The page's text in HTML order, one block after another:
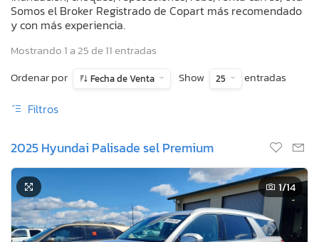
Somos el Broker Registrado de Copart más recomendado
y con más experiencia.
Mostrando 1 a 25 de 11 entradas
Ordenar por
Fecha de Venta Show 25 entradas
Filtros
2025 Hyundai Palisade sel Premium
1/14